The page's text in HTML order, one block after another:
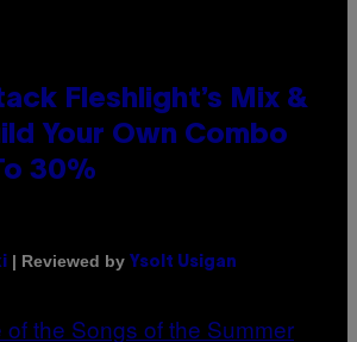
Fleshlight’s Mix &
Your Own Combo
30%
| Reviewed by Ysolt Usigan